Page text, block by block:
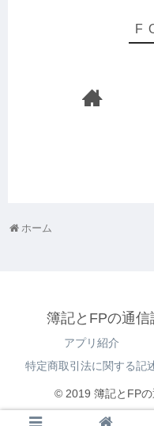
ホーム
簿記とFPの通
アプリ紹介
特定商取引法に関する記
© 2019 簿記とFPの